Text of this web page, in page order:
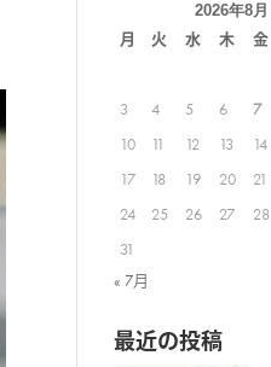
2026年8月
月 火 水 木 金
3
4 5 6 7
10
11 12 13 14
17
18 19 20 21
24
25 26 27 28
31
« 7月
最近の投稿